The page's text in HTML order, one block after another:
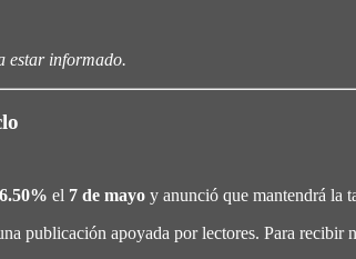
estar informado.
6.50% el 7 de mayo y anunció que mantendrá la
publicación apoyada por lectores. Para recibir